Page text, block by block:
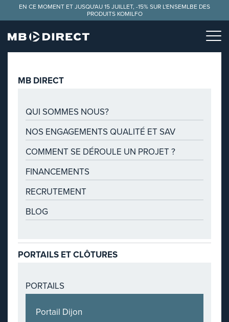
Panneau de gestion des cookies
EN CE MOMENT ET JUSQU'AU 15 JUILLET, -15% SUR L'ENSEMLBE DES
PRODUITS KOMILFO
MB DIRECT
QUI SOMMES NOUS?
NOS ENGAGEMENTS QUALITÉ ET SAV
COMMENT SE DÉROULE UN PROJET ?
FINANCEMENTS
RECRUTEMENT
BLOG
PORTAILS ET CLÔTURES
PORTAILS
Portail Dijon